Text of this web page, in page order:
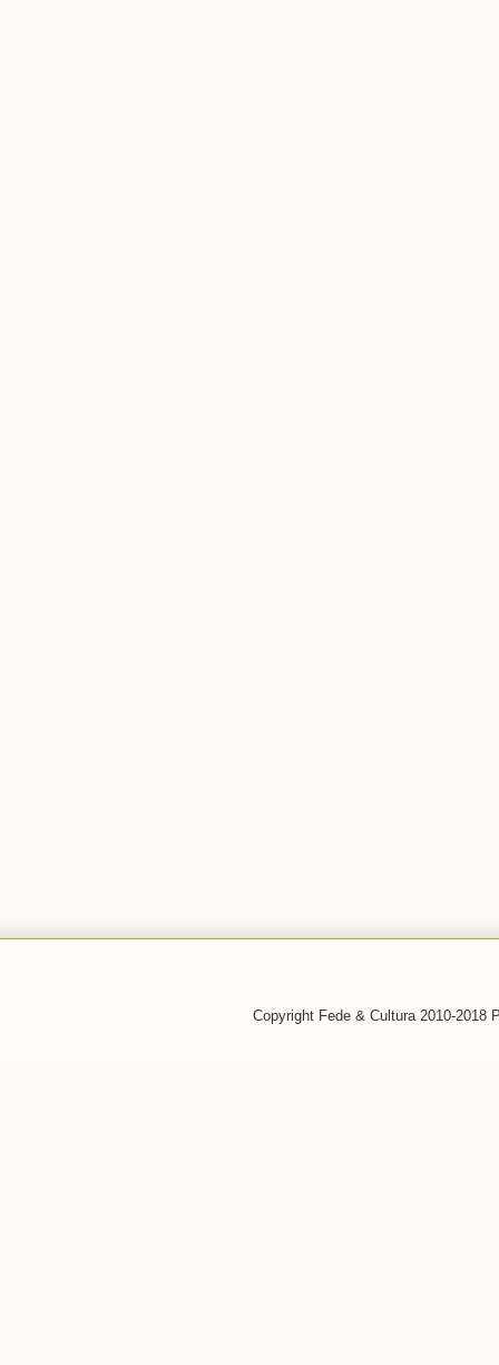
Copyright Fede & Cultura 2010-2018